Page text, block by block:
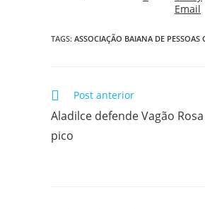
TAGS: ASSOCIAÇÃO BAIANA DE PESSOAS
Post anterior
Aladilce defende Vagão
pico